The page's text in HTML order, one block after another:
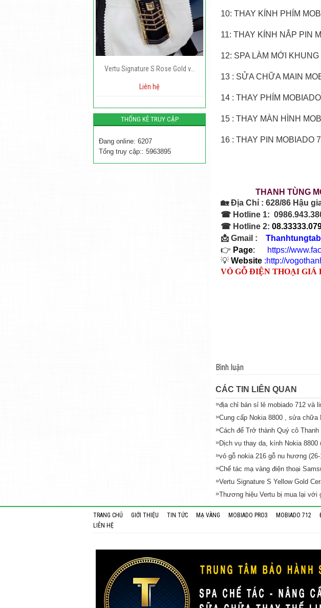
Vertu Signature S Rose Gold v...
THỐNG KÊ TRUY CẬP
Đang online: 6207
Tổng truy cập:: 5963895
10: THAY KÍNH PHÍM
11: THAY KÍNH NẮP PIN
12: SPA LÀM MỚI
13 : SỬA CHỮA MAIN
14 : THAY PHÍM
15 : THAY MÀN HÌNH
16 : THAY PIN MOBIADO
THANH
🏡Địa Chỉ : 628/86 Hậu
☎ Hotline 1:
☎ Hotline 2:
📩 Gmai l :
👉 Page:
https://
💡 Website :http://
VỎ GỖ ĐIỆN THOẠI GIÁ
Bình luận
CÁC TIN LIÊN QUAN
»địa chỉ bán sỉ lẻ mobiado 712 và
»Cung cấp Nokia 8800 , sửa chữa
»Cách để Trở thành Quý cô Thanh
»Dịch vụ thay da, kính Nokia
»vỏ gỗ nokia 216 gỗ nu hương (26-
»Chế tác mạ vàng điện thoại
»Vertu Signature S Yellow Gold
»Thương hiệu Vertu bị mua lại với
TRANG CHỦ GIỚI THIỆU TIN TỨC MẠ VÀNG MOBIADO PRO3 MOBIADO 712
LIÊN HỆ